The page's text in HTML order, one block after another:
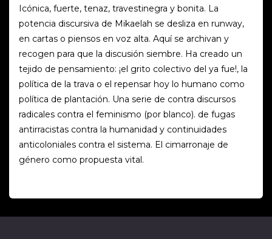
Icónica, fuerte, tenaz, travestinegra y bonita. La
potencia discursiva de Mikaelah se desliza en runway,
en cartas o piensos en voz alta. Aquí se archivan y
recogen para que la discusión siembre. Ha creado un
tejido de pensamiento: ¡el grito colectivo del ya fue!, la
política de la trava o el repensar hoy lo humano como
política de plantación. Una serie de contra discursos
radicales contra el feminismo (por blanco). de fugas
antirracistas contra la humanidad y continuidades
anticoloniales contra el sistema. El cimarronaje de
género como propuesta vital.